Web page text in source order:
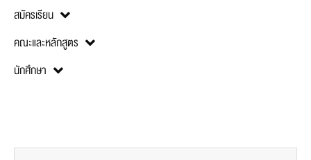
สมัครเรียน
คณะและหลักสูตร
นักศึกษา